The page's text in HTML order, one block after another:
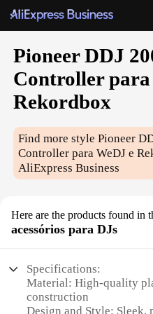
Pioneer DDJ
Controller para
Rekordbox
Find more stylePioneer
Controller para WeDJ e
AliExpress Business
Here are the products found in
acessórios para DJs
Specifications:
Material: High-quality
construction
Design and Style: Sleek,